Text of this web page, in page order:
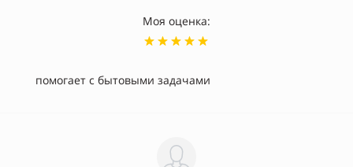
Моя оценка:
помогает с бытовыми задачами